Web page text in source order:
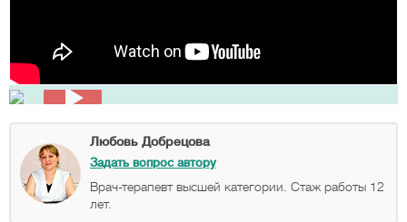
Любовь Добрецова
Задать вопрос автору
Врач-терапевт высшей категории. Стаж работы 12
лет.